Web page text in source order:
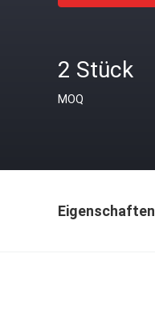
2 Stück
MOQ
Eigenschaften